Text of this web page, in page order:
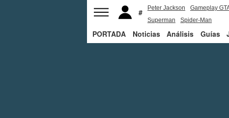
Peter Jackson
Gameplay
Superman
Spider-Man
PORTADA Noticias Análisis Guías